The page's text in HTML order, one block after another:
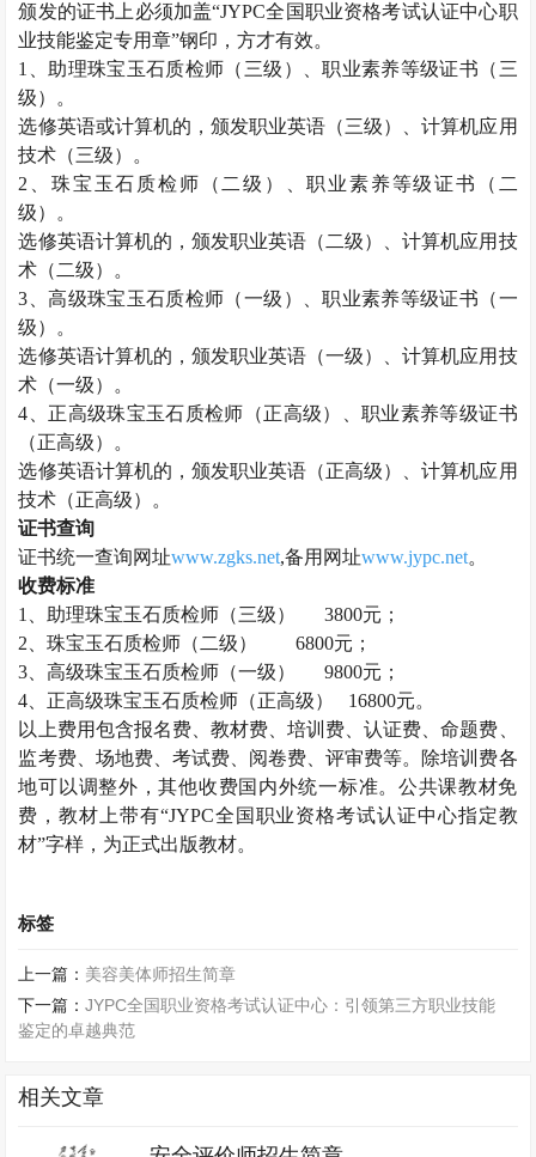
颁发的证书上必须加盖“JYPC全国职业资格考试认证中心职
业技能鉴定专用章”钢印，方才有效。
1
、助理珠宝玉石质检师 （三级）、职业素养等级证书（三
级）。
选修英语或计算机的，颁发职业英语（三级）、计算机应用
技术（三级）。
2 、珠宝玉石质检师 （二级）、职业素养等级证书（二
级）。
选修英语计算机的，颁发职业英语（二级）、计算机应用技
术（二级）。
3 、高级珠宝玉石质检师 （一级）、职业素养等级证书（一
级）。
选修英语计算机的，颁发职业英语（一级）、计算机应用技
术（一级）。
4 、正高级珠宝玉石质检师 （正高级）、职业素养等级证书
（正高级）。
选修英语计算机的，颁发职业英语（正高级）、计算机应用
技术（正高级）。
证书查询
证书统一查询网址www.zgks.net,备用网址www.jypc.net。
收费标准
1
、助理珠宝玉石质检师 （三级） 3800元；
2 、珠宝玉石质检师 （二级） 6800元；
3 、高级珠宝玉石质检师 （一级） 9800元；
4 、正高级珠宝玉石质检师 （正高级） 16800元。
以上费用包含报名费、教材费、培训费、认证费、命题费、
监考费、场地费、考试费、阅卷费、评审费等。除培训费各
地可以调整外，其他收费国内外统一标准。公共课教材免
费，教材上带有“JYPC全国职业资格考试认证中心指定教
材”字样，为正式出版教材。
标签
上一篇： 美容美体师招生简章
下一篇：JYPC全国职业资格考试认证中心：引领第三方职业技能
鉴定的卓越典范
相关文章